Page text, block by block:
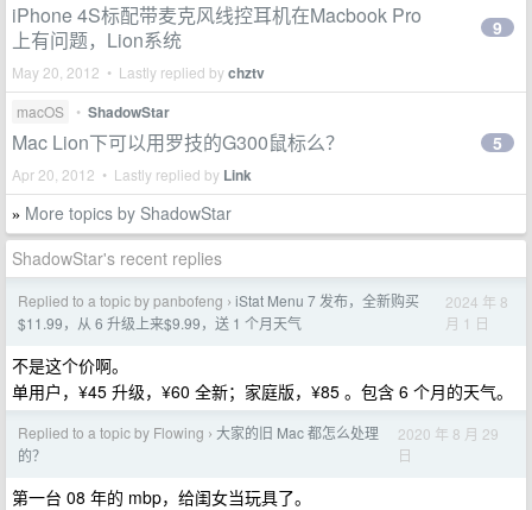
iPhone 4S标配带麦克风线控耳机在Macbook Pro
上有问题，Lion系统
May 20, 2012 • Lastly replied bychztv
9
macOS • ShadowStar
Mac Lion下可以用罗技的G300鼠标么？
Apr 20, 2012 • Lastly replied by Link
5
» More topics by ShadowStar
ShadowStar's recent replies
Replied to a topic by panbofeng › iStat Menu 7 发布，全新购买
$11.99，从 6 升级上来$9.99，送 1 个月天气
2024 年 8
月 1 日
不是这个价啊。
单用户，¥45 升级，¥60 全新；家庭版，¥85 。包含 6 个月的天气。
Replied to a topic by Flowing › 大家的旧 Mac 都怎么处理
的？
2020 年 8 月 29
日
第一台 08 年的 mbp，给闺女当玩具了。